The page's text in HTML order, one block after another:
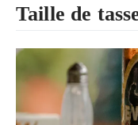
Taille de